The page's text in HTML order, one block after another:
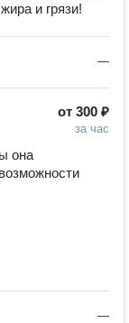
и грязи!
—
от 300 ₽
за час
она
—